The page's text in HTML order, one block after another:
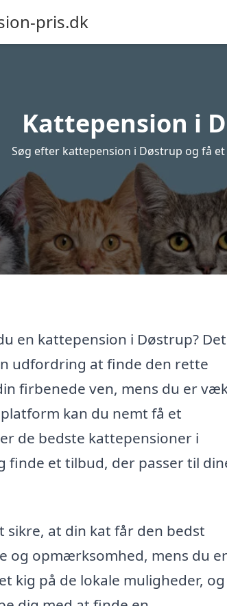
pris.dk
Kattepension i
Søg efter kattepension i Døstrup og få
en kattepension i Døstrup? Det
udfordring at finde den rette
firbenede ven, mens du er
kan du nemt få et
de bedste kattepensioner i
finde et tilbud, der passer til
sikre, at din kat får den bedst
og opmærksomhed, mens du er
kig på de lokale muligheder, og